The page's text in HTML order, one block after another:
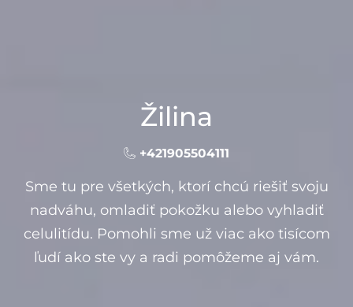
Žilina
+421905504111
Sme tu pre všetkých, ktorí chcú riešiť svoju
nadváhu, omladiť pokožku alebo vyhladiť
celulitídu. Pomohli sme už viac ako tisícom
ľudí ako ste vy a radi pomôžeme aj vám.